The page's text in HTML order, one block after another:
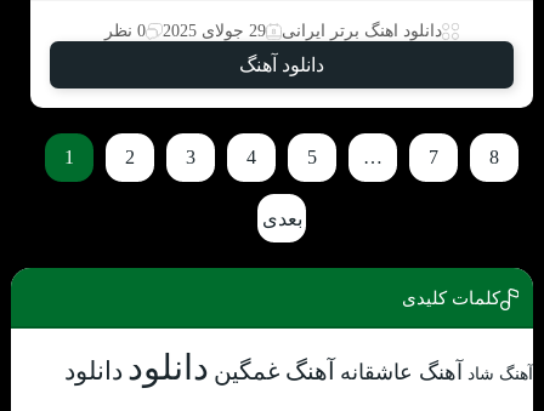
دانلود اهنگ برتر ایرانی 29 جولای 2025 0 نظر
دانلود آهنگ
1 2 3 4 5 … 7 8
بعدی
کلمات کلیدی
آهنگ شاد آهنگ عاشقانه آهنگ غمگین دانلود دانلود